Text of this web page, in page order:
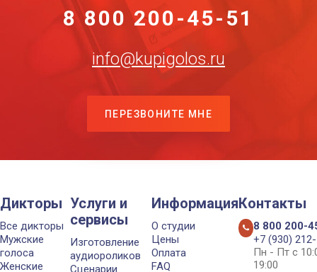
8 800 200-45-51
info@kupigolos.ru
ПЕРЕЗВОНИТЕ МНЕ
Дикторы
Все дикторы
Мужские
голоса
Женские
Услуги и
сервисы
Изготовление
аудиороликов
Сценарии
Информация
О студии
Цены
Оплата
FAQ
Контакты
8 800 200-
+7 (930)
Пн - Пт с
19:00